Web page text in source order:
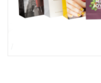
Catalogue: boîtes de luxe